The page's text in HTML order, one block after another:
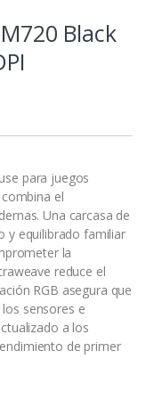
Black
para juegos
el
Una carcasa de
y equilibrado familiar
la
reduce el
RGB asegura que
sensores e
a los
de primer